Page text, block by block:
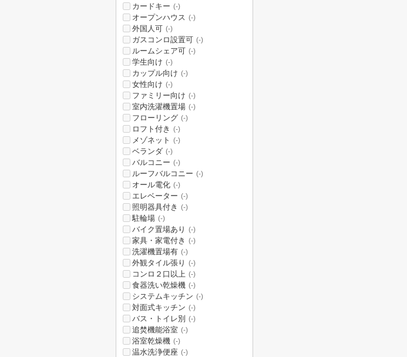
カードキー (-)
オープンハウス (-)
外国人可 (-)
ガスコンロ設置可 (-)
ルームシェア可 (-)
学生向け (-)
カップル向け (-)
女性向け (-)
ファミリー向け (-)
室内洗濯機置場 (-)
フローリング (-)
ロフト付き (-)
メゾネット (-)
ベランダ (-)
バルコニー (-)
ルーフバルコニー (-)
オール電化 (-)
エレベーター (-)
照明器具付き (-)
駐輪場 (-)
バイク置場あり (-)
家具・家電付き (-)
洗濯機置場有 (-)
外観タイル張り (-)
コンロ２口以上 (-)
食器洗い乾燥機 (-)
システムキッチン (-)
対面式キッチン (-)
バス・トイレ別 (-)
追焚機能浴室 (-)
浴室乾燥機 (-)
温水洗浄便座 (-)